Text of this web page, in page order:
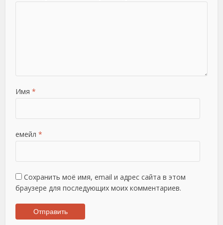
Имя *
емейл *
Сохранить моё имя, email и адрес сайта в этом
браузере для последующих моих комментариев.